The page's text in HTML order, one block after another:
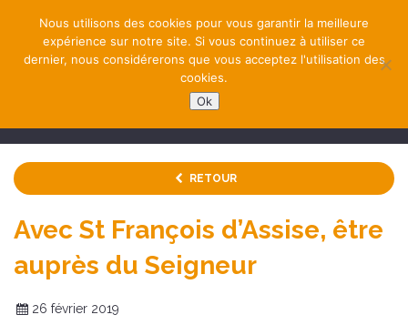
RETOUR
Avec St François d’Assise, être
auprès du Seigneur
26 février 2019
Nous utilisons des cookies pour vous garantir la meilleure
expérience sur notre site. Si vous continuez à utiliser ce
dernier, nous considérerons que vous acceptez l'utilisation des
cookies.
Ok